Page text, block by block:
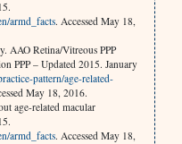
armd_facts. Accessed May 18,
AAO Retina/Vitreous PPP
PPP – Updated 2015. January
pattern/age-related-
May 18, 2016.
age-related macular
armd_facts. Accessed May 18,